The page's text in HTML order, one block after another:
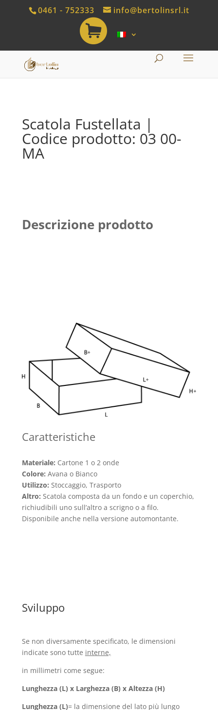
0461 - 752333
info@bertolinsrl.it
S
h
o
p
Scatola Fustellata |
Codice prodotto: 03 00-
MA
Descrizione prodotto
Caratteristiche
Materiale: Cartone 1 o 2 onde
Colore: Avana o Bianco
Utilizzo: Stoccaggio, Trasporto
Altro: Scatola composta da un fondo e un coperchio,
richiudibili uno sull’altro a scrigno o a filo.
Disponibile anche nella versione automontante.
Sviluppo
Se non diversamente specificato, le dimensioni
indicate sono tutte interne,
in millimetri come segue:
Lunghezza (L) x Larghezza (B) x Altezza (H)
Lunghezza (L)= la dimensione del lato più lungo